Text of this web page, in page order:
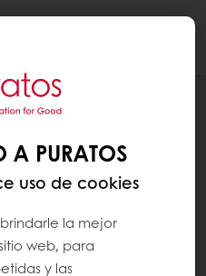
A PURATOS
uso de cookies
la mejor
web, para
y las